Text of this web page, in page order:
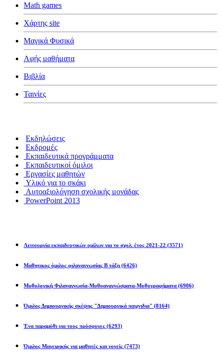
Math games
Χάρτης site
Μαγικά Φυσικά
Αφής μαθήματα
Βιβλία
Ταινίες
Εκδηλώσεις
Εκδρομές
Εκπαιδευτικά προγράμματα
Εκπαιδευτικοί όμιλοι
Εργασίες μαθητών
Υλικό για το σκάκι
Αυτοαξιολόγηση σχολικής μονάδας
PowerPoint 2013
Λειτουργία εκπαιδευτικών ομίλων για το σχολ. έτος 2021-22 (3571)
Μαθητικος όμιλος φιλαναγνωσίας Β τάξη (6426)
Μυθολογική Φιλαναγνωσία-Μυθοαναγνώσματα-Μυθογραφήματα (6906)
Όμιλος Δημιουργικής σκέψης "Δημιουργικά παιχνιδια" (8164)
Ένα παραμύθι για τους πρόσφυγες (6293)
Όμιλος Μαγειρικής για μαθητές και γονείς (7473)